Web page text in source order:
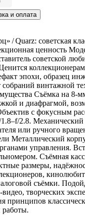
и оплата
/ Quarz: советская
ценность
советской
эпохи, образец
винтажной
Съёмка на
и диафрагмой,
с фокусным
2.8.
или ручного
Металлический
управления.
Съёмная
размеры,
съёмки.
творческих
принципов
работы.